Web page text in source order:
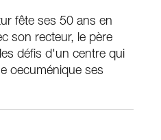
fête ses 50 ans en
son recteur, le père
défis d'un centre qui
oecuménique ses